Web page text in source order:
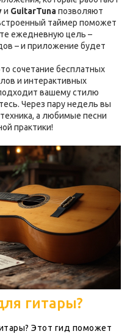
и GuitarTunaпозволяют
таймер поможет
ежедневную цель –
– и приложение будет
сочетание бесплатных
и интерактивных
вашему стилю
Через пару недель вы
а любимые песни
практики!
гитары?
Этот гид поможет